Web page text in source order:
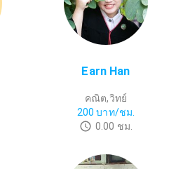
Earn Han
คณิต,วิทย์
200 บาท/ชม.
0.00 ชม.